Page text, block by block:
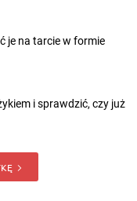
je na tarcie w formie
i sprawdzić, czy już